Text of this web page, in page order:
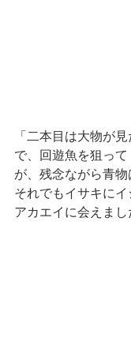
「二本目は大物が
で、回遊魚を狙って
が、残念ながら青
それでもイサキに
アカエイに会えまし